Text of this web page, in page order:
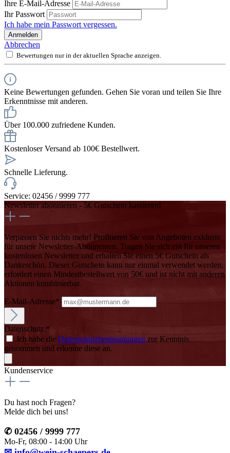
Ihre E-Mail-Adresse
Ihr Passwort
Ich habe mein Passwort vergessen.
Anmelden
Abbrechen
Bewertungen nur in der aktuellen Sprache anzeigen.
Keine Bewertungen gefunden. Gehen Sie voran und teilen Sie Ihre
Erkenntnisse mit anderen.
Über 100.000 zufriedene Kunden.
Kostenloser Versand ab 100€ Bestellwert.
Schnelle Lieferung.
Service: 02456 / 9999 777
Newsletter abonnieren - 5€ Gutschein kassieren!
Verpassen Sie nichts mehr! Profitieren Sie von Angeboten exklusiv
für unsere Newsletter-Abonnenten. Tragen Sie sich ein für unseren
kostenlosen Newsletter und erhalten Sie einen 5€ Gutschein als
Dankeschön. Dieser Gutschein kann nur einmal verwendet werden,
erfordert einen Mindestbestellwert von 50€ und ist nicht mit anderen
Aktionen kombinierbar.
E-Mail-Adresse*
Datenschutz *
Ich habe die Datenschutzbestimmungen zur Kenntnis
genommen und erkenne diese an.
Kundenservice
Du hast noch Fragen?
Melde dich bei uns!
✆ 02456 / 9999 777
Mo-Fr, 08:00 - 14:00 Uhr